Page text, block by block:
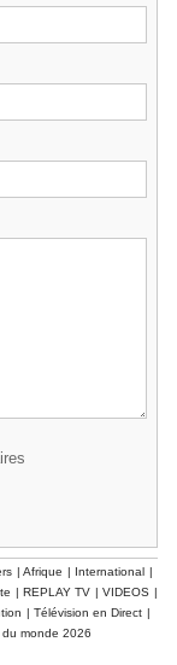
| Afrique | International |
| REPLAY TV | VIDEOS |
| Télévision en Direct |
monde 2026